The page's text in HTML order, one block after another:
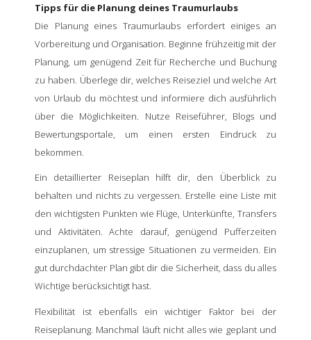
Tipps für die Planung deines Traumurlaubs
Die Planung eines Traumurlaubs erfordert einiges an
Vorbereitung und Organisation. Beginne frühzeitig mit der
Planung, um genügend Zeit für Recherche und Buchung
zu haben. Überlege dir, welches Reiseziel und welche Art
von Urlaub du möchtest und informiere dich ausführlich
über die Möglichkeiten. Nutze Reiseführer, Blogs und
Bewertungsportale, um einen ersten Eindruck zu
bekommen.
Ein detaillierter Reiseplan hilft dir, den Überblick zu
behalten und nichts zu vergessen. Erstelle eine Liste mit
den wichtigsten Punkten wie Flüge, Unterkünfte, Transfers
und Aktivitäten. Achte darauf, genügend Pufferzeiten
einzuplanen, um stressige Situationen zu vermeiden. Ein
gut durchdachter Plan gibt dir die Sicherheit, dass du alles
Wichtige berücksichtigt hast.
Flexibilität ist ebenfalls ein wichtiger Faktor bei der
Reiseplanung. Manchmal läuft nicht alles wie geplant und